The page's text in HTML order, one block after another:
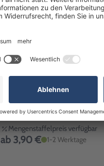
Schlüsselfach, Klemmleiste
Artikel-Nr: 4372004
Mengenstaffelpreis verfügbar
ab 3,90 € 1-2 Werktage